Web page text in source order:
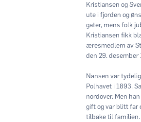
Kristiansen og
ute i fjorden og
gater, mens folk
Kristiansen fikk
æresmedlem av
den 29. desember
Nansen var
Polhavet i 1893.
nordover. Men
gift og var blitt far
tilbake til familien.